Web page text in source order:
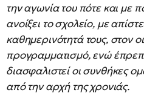
την αγωνία του πότε και με
ανοίξει το σχολείο, με
καθημερινότητά τους, στον
προγραμματισμό, ενώ
διασφαλιστεί οι συνθήκες
από την αρχή της χρονιάς.